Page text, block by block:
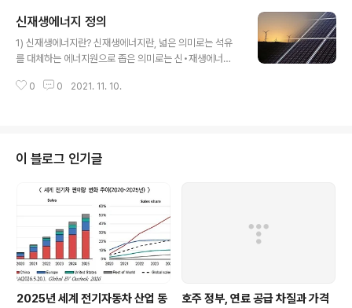
재생에너지 기술개발.보급 기본계획 수립 - 2011년 5%의
신재생에너지 보급 목표 설정 ⑤ 2004년 신재생에너지
개발 및 이용보급촉진법 개정 - 표준화, 신재생에너지전문
도입
신재생에너지 정의
1) 신재생에너지란? 신재생에너지란, 넓은 의미로는 석유
를 대체하는 에너지원으로 좁은 의미로는 신•재생에너지
에 사용될 신재생에너지로 석유, 석탄, 원자력, 천연가스가
력, 소수력, 지열, 해양에너지, 폐기물에너지 - 신 에너지 3
개 분야 : 연료전지, 석탄액화•가스화, 수소에너지 3)신재
생에너지의 중요성 - 최근 유가의 불안정, 기후변화 협약
규제 대응 등 신․재생에너지의 중요성이 재인식되면서 에
너지 공급 방식의 다양화 필요 - 기존 에너지원 대비 가격
경쟁력 확보 시 신․..
0 0 2021. 11. 10.
이 블로그 인기글
2025년 세계 전기자동차 산업 동
호주 정부, 연료 공급 차질과 가격